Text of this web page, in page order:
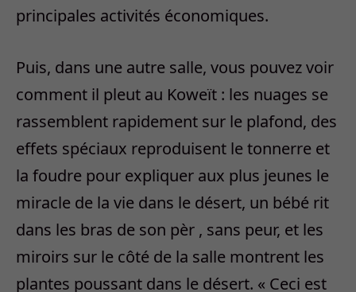
principales activités économiques.
Puis, dans une autre salle, vous pouvez voir
comment il pleut au Koweït : les nuages se
rassemblent rapidement sur le plafond, des
effets spéciaux reproduisent le tonnerre et
la foudre pour expliquer aux plus jeunes le
miracle de la vie dans le désert, un bébé rit
dans les bras de son pèr , sans peur, et les
miroirs sur le côté de la salle montrent les
plantes poussant dans le désert. « Ceci est